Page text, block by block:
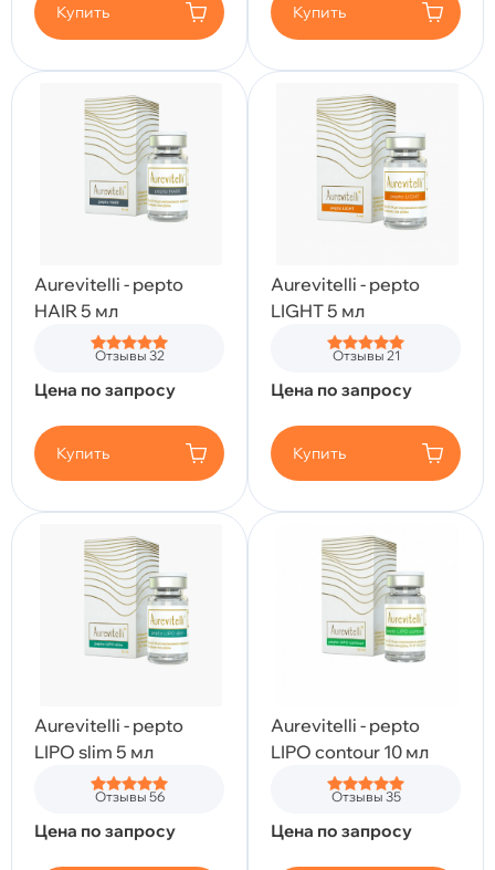
Купить Купить
Aurevitelli - pepto
HAIR 5 мл
Отзывы 32
Цена по запросу
Купить
Aurevitelli - pepto
LIGHT 5 мл
Отзывы 21
Цена по запросу
Купить
Aurevitelli - pepto
LIPO slim 5 мл
Отзывы 56
Цена по запросу
Aurevitelli - pepto
LIPO contour 10 мл
Отзывы 35
Цена по запросу